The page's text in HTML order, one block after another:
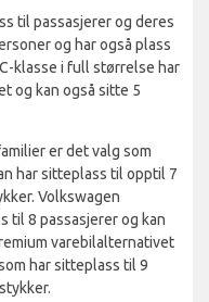
til passasjerer og deres
og har også plass
klasse i full størrelse har
og kan også sitte 5
er det valg som
har sitteplass til opptil 7
Volkswagen
til 8 passasjerer og kan
varebilalternativet
har sitteplass til 9